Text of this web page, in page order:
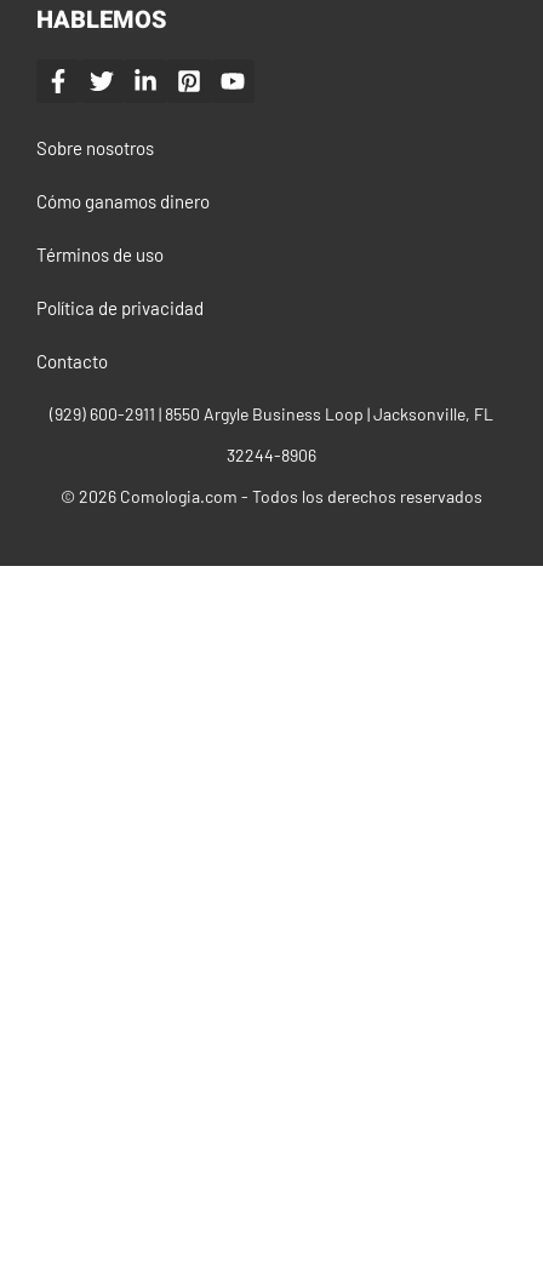
HABLEMOS
Sobre nosotros
Cómo ganamos dinero
Términos de uso
Política de privacidad
Contacto
(929) 600-2911‬ | 8550 Argyle Business Loop | Jacksonville, FL
32244-8906
© 2026 Comologia.com - Todos los derechos reservados